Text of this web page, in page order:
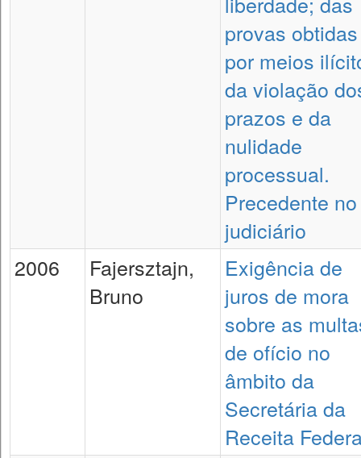
provas obtidas
por meios
da violação
prazos e da
nulidade
processual.
Precedente no
judiciário
2006
Fajersztajn,
Bruno
Exigência de
juros de mora
sobre as
de ofício no
âmbito da
Secretária da
Receita